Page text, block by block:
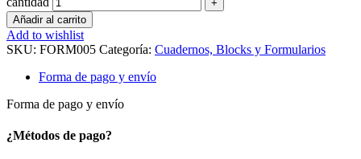
Añadir al carrito
Add to wishlist
SKU: FORM005 Categoría: Cuadernos, Blocks y Formularios
Forma de pago y envío
Forma de pago y envío
¿Métodos de pago?